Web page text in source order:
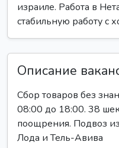
израиле. Работа в
стабильную работу с
Описание
Сбор товаров без
08:00 до 18:00. 38
поощрения. Подвоз
Лода и Тель-Авива